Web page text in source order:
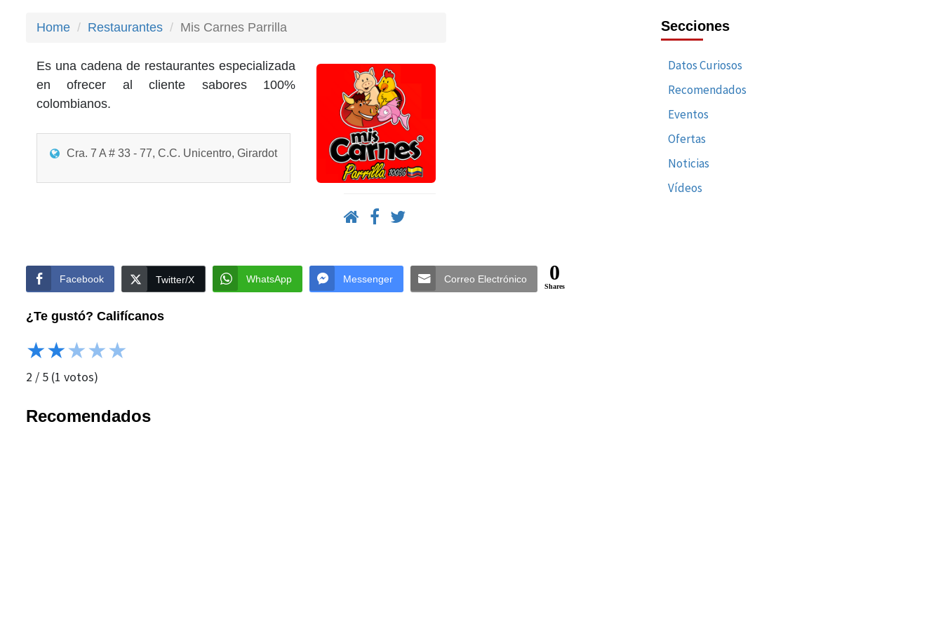
Home Restaurantes Mis Carnes Parrilla
Es una cadena de restaurantes especializada
en ofrecer al cliente sabores 100%
colombianos.
Cra. 7 A # 33 - 77, C.C. Unicentro, Girardot
Facebook Twitter/X WhatsApp Messenger Correo Electrónico 0
Shares
¿Te gustó? Califícanos
★★★★★
2 / 5 (1 votos)
Recomendados
Secciones
Datos Curiosos
Recomendados
Eventos
Ofertas
Noticias
Vídeos